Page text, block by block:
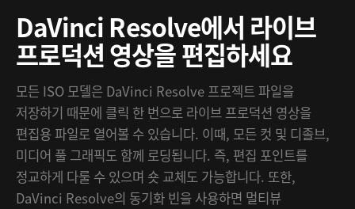
DaVinci Resolve에서 라이브
프로덕션 영상을 편집하세요
모든 ISO 모델은 DaVinci Resolve 프로젝트 파일을
저장하기 때문에 클릭 한 번으로 라이브 프로덕션 영상을
편집용 파일로 열어볼 수 있습니다. 이때, 모든 컷 및 디졸브,
미디어 풀 그래픽도 함께 로딩됩니다. 즉, 편집 포인트를
정교하게 다룰 수 있으며 숏 교체도 가능합니다. 또한,
DaVinci Resolve의 동기화 빈을 사용하면 멀티뷰